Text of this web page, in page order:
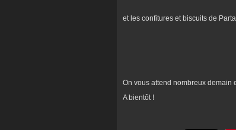
et les confitures et biscuits de
On vous attend nombreux demain
A bientôt !